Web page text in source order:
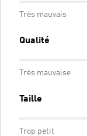
Très mauvais
Qualité
Très mauvaise
Taille
Trop petit